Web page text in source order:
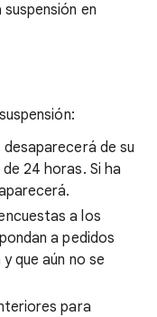
en
de su
24 horas. Si ha
a los
a pedidos
que aún no se
para